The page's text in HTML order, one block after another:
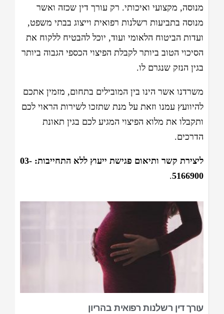
מנוסה, מקצועי ואיכותי. רק עורך דין שכזה ואשר
מנוסה בתביעות רשלנות רפואית וייצוג בבתי משפט,
ועדות הביטוח הלאומי ועוד, יוכל להבטיח ללקוח את
הסיכוי הטוב ביותר לקבלת הפיצוי הכספי הגבוה ביותר
בגין הנזק שנגרם לו.
משרדנו אשר הינו בין המובילים בתחום, מזמין אתכם
להיוועץ עמנו וזאת על מנת שתזכו לשירות הראוי לכם
ותקבלו את מלוא הפיצוי המגיע לכם בגין תאונת
הדרכים.
ליצירת קשר ותיאום פגישת ייעוץ ללא התחייבות: 03-
5166900
.
עורך דין רשלנות רפואית בהריון